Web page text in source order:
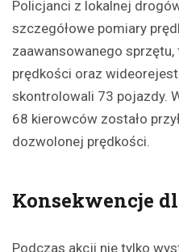
Policjanci z lokalnej
szczegółowe pomiary
zaawansowanego
prędkości oraz
skontrolowali 73 pojazdy.
68 kierowców zostało
dozwolonej prędkości.
Konsekwencje
Podczas akcji nie tylko